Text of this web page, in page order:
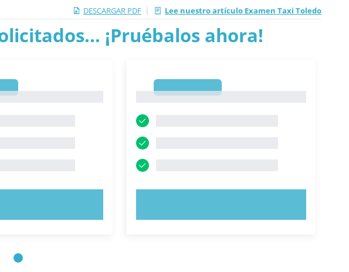
DESCARGAR PDF | Lee nuestro artículo Examen Taxi Toledo
¡Pruébalos ahora!